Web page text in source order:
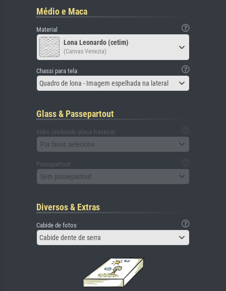
Médio e Maca
Material
Lona Leonardo (cetim)
(Canvas Venezia)
Chassi para tela
Quadro de lona - Imagem espelhada na lateral
Glass & Passepartout
Vidro (incluindo placa traseira)
Por favor, selecione
Passepartout
Sem passepartout
Diversos & Extras
Cabide de fotos
Cabide dente de serra